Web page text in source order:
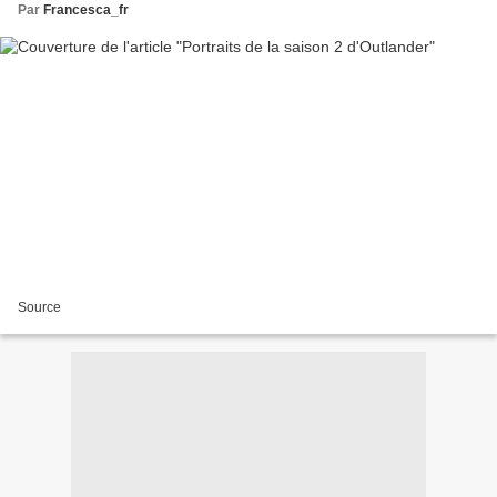
Par Francesca_fr
Source